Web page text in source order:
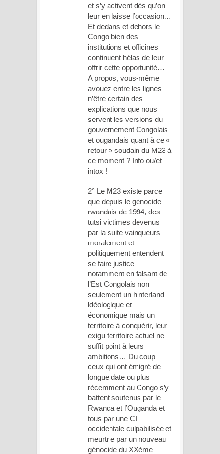
et s’y activent dès qu’on
leur en laisse l’occasion…
Et dedans et dehors le
Congo bien des
institutions et officines
continuent hélas de leur
offrir cette opportunité…
A propos, vous-même
avouez entre les lignes
n’être certain des
explications que nous
servent les versions du
gouvernement Congolais
et ougandais quant à ce «
retour » soudain du M23 à
ce moment ? Info ou/et
intox !
2° Le M23 existe parce
que depuis le génocide
rwandais de 1994, des
tutsi victimes devenus
par la suite vainqueurs
moralement et
politiquement entendent
se faire justice
notamment en faisant de
l’Est Congolais non
seulement un hinterland
idéologique et
économique mais un
territoire à conquérir, leur
exigu territoire actuel ne
suffit point à leurs
ambitions… Du coup
ceux qui ont émigré de
longue date ou plus
récemment au Congo s’y
battent soutenus par le
Rwanda et l’Ouganda et
tous par une CI
occidentale culpabilisée et
meurtrie par un nouveau
génocide du XXème